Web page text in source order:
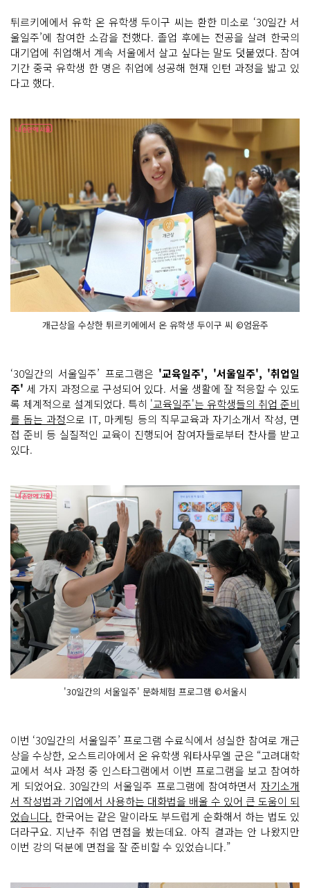
튀르키에에서 유학 온 유학생 두이구 씨는 환한 미소로 ‘30일간 서
울일주’에 참여한 소감을 전했다. 졸업 후에는 전공을 살려 한국의
대기업에 취업해서 계속 서울에서 살고 싶다는 말도 덧붙였다. 참여
기간 중국 유학생 한 명은 취업에 성공해 현재 인턴 과정을 밟고 있
다고 했다.
개근상을 수상한 튀르키에에서 온 유학생 두이구 씨 ©엄윤주
‘30일간의 서울일주’ 프로그램은 '교육일주', '서울일주', '취업일
주' 세 가지 과정으로 구성되어 있다. 서울 생활에 잘 적응할 수 있도
록 체계적으로 설계되었다. 특히 '교육일주'는 유학생들의 취업 준비
를 돕는 과정으로 IT, 마케팅 등의 직무교육과 자기소개서 작성, 면
접 준비 등 실질적인 교육이 진행되어 참여자들로부터 찬사를 받고
있다.
'30일간의 서울일주' 문화체험 프로그램 ©서울시
이번 ‘30일간의 서울일주’ 프로그램 수료식에서 성실한 참여로 개근
상을 수상한, 오스트리아에서 온 유학생 워타사무엘 군은 “고려대학
교에서 석사 과정 중 인스타그램에서 이번 프로그램을 보고 참여하
게 되었어요. 30일간의 서울일주 프로그램에 참여하면서 자기소개
서 작성법과 기업에서 사용하는 대화법을 배울 수 있어 큰 도움이 되
었습니다. 한국어는 같은 말이라도 부드럽게 순화해서 하는 법도 있
더라구요. 지난주 취업 면접을 봤는데요. 아직 결과는 안 나왔지만
이번 강의 덕분에 면접을 잘 준비할 수 있었습니다.”